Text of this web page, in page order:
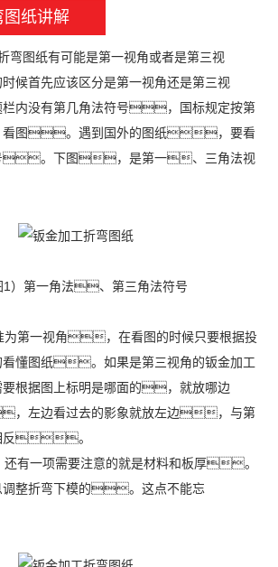
图纸讲解
纸有可能是第一视角或者是第三视
首先应该区分是第一视角还是第三视
内没有第几角法符号，国标规定按第
图。遇到国外的图纸，要看
。下图，是第一、三角法视
）第一角法、第三角法符号
一视角，在看图的时候只要根据投
看懂图纸。如果是第三视角的钣金加工
根据图上标明是哪面的，就放哪边
左边看过去的影象就放左边，与第
反。
一项需要注意的就是材料和板厚。
调整折弯下模的。这点不能忘